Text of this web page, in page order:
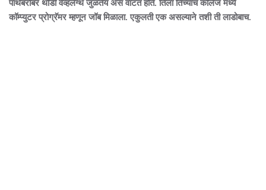
पार्थबरोबर थोडी वेव्हलेंग्थ जुळतेय असं वाटत होते. तिला तिच्याच कॉलेज मध्ये
कॉम्प्युटर प्रोग्रॅमर म्हणून जॉब मिळाला. एकुलती एक असल्याने तशी ती लाडोबाच.